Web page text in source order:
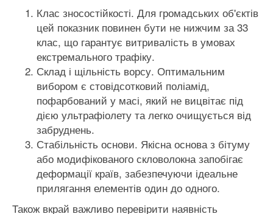
Клас зносостійкості. Для громадських об'єктів
цей показник повинен бути не нижчим за 33
клас, що гарантує витривалість в умовах
екстремального трафіку.
Склад і щільність ворсу. Оптимальним
вибором є стовідсотковий поліамід,
пофарбований у масі, який не вицвітає під
дією ультрафіолету та легко очищується від
забруднень.
Стабільність основи. Якісна основа з бітуму
або модифікованого скловолокна запобігає
деформації країв, забезпечуючи ідеальне
прилягання елементів один до одного.
Також вкрай важливо перевірити наявність